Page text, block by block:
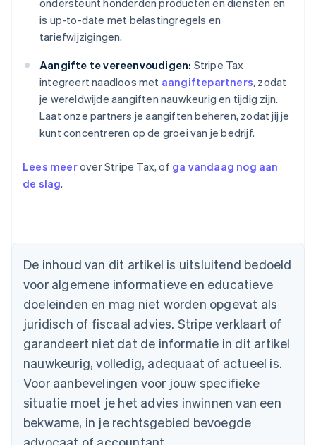
ondersteunt honderden producten en diensten en
is up-to-date met belastingregels en
tariefwijzigingen.
Aangifte te vereenvoudigen: Stripe Tax
integreert naadloos met aangiftepartners, zodat
je wereldwijde aangiften nauwkeurig en tijdig zijn.
Laat onze partners je aangiften beheren, zodat jij je
kunt concentreren op de groei van je bedrijf.
Lees meerover Stripe Tax, of ga vandaag nog aan
de slag.
De inhoud van dit artikel is uitsluitend bedoeld
voor algemene informatieve en educatieve
doeleinden en mag niet worden opgevat als
juridisch of fiscaal advies. Stripe verklaart of
garandeert niet dat de informatie in dit artikel
nauwkeurig, volledig, adequaat of actueel is.
Voor aanbevelingen voor jouw specifieke
situatie moet je het advies inwinnen van een
bekwame, in je rechtsgebied bevoegde
Australië
België
Nederlands FrançaisDeutschEnglish
Brazilië
Português English
Bulgarije
English
English Français
Cyprus
Denemarken